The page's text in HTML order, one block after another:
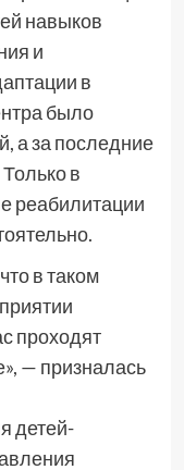
навыков
и
в
было
а за последние
в
реабилитации
в таком
проходят
— призналась
детей-